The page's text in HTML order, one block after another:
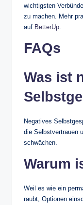
wichtigsten
zu machen. Mehr
auf BetterUp
FAQs
Was ist
Negatives
die Selbstvertrauen
schwächen.
Warum
Weil es wie ein
raubt, Optionen